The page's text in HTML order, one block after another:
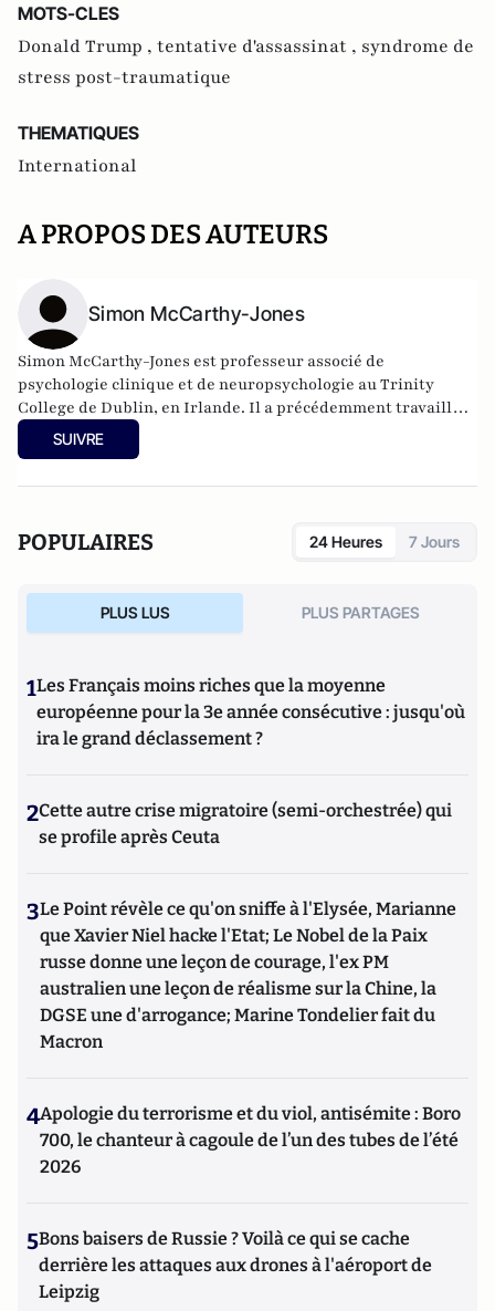
MOTS-CLES
Donald Trump , tentative d'assassinat , syndrome de
stress post-traumatique
THEMATIQUES
International
A PROPOS DES AUTEURS
Simon McCarthy-Jones
Simon McCarthy-Jones est professeur associé de
psychologie clinique et de neuropsychologie au Trinity
College de Dublin, en Irlande. Il a précédemment travaillé à
l'université Macquarie (Sydney, Australie) et à l'université
Durham (Durham, Royaume-Uni). Ses recherches portent
SUIVRE
POPULAIRES 24 Heures 7 Jours
PLUS LUS PLUS PARTAGES
1Les Français moins riches que la moyenne
européenne pour la 3e année consécutive : jusqu'où
ira le grand déclassement ?
2Cette autre crise migratoire (semi-orchestrée) qui
se profile après Ceuta
3Le Point révèle ce qu'on sniffe à l'Elysée, Marianne
que Xavier Niel hacke l'Etat; Le Nobel de la Paix
russe donne une leçon de courage, l'ex PM
australien une leçon de réalisme sur la Chine, la
DGSE une d'arrogance; Marine Tondelier fait du
Macron
4Apologie du terrorisme et du viol, antisémite : Boro
700, le chanteur à cagoule de l’un des tubes de l’été
2026
5Bons baisers de Russie ? Voilà ce qui se cache
derrière les attaques aux drones à l'aéroport de
Leipzig